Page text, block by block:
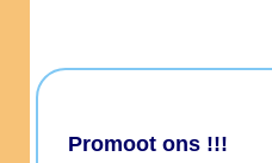
Promoot ons !!!